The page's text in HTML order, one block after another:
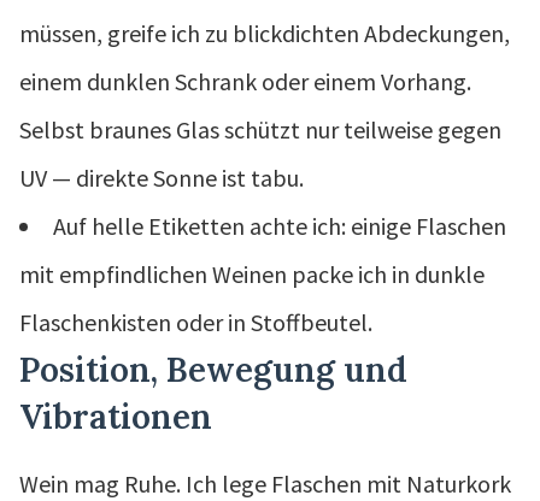
müssen, greife ich zu blickdichten Abdeckungen,
einem dunklen Schrank oder einem Vorhang.
Selbst braunes Glas schützt nur teilweise gegen
UV — direkte Sonne ist tabu.
Auf helle Etiketten achte ich: einige Flaschen
mit empfindlichen Weinen packe ich in dunkle
Flaschenkisten oder in Stoffbeutel.
Position, Bewegung und
Vibrationen
Wein mag Ruhe. Ich lege Flaschen mit Naturkork